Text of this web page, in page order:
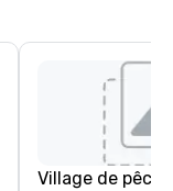
Village de